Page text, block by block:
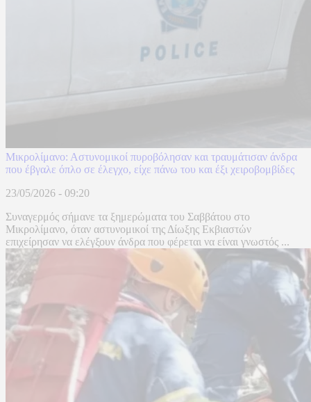
Μικρολίμανο: Αστυνομικοί πυροβόλησαν και τραυμάτισαν άνδρα
που έβγαλε όπλο σε έλεγχο, είχε πάνω του και έξι χειροβομβίδες
23/05/2026 - 09:20
Συναγερμός σήμανε τα ξημερώματα του Σαββάτου στο
Μικρολίμανο, όταν αστυνομικοί της Δίωξης Εκβιαστών
επιχείρησαν να ελέγξουν άνδρα που φέρεται να είναι γνωστός ...